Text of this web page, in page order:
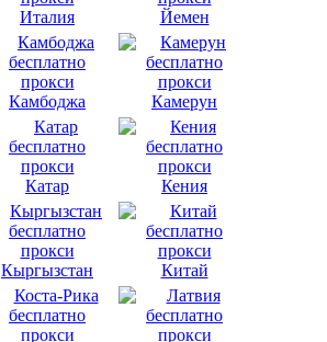
Италия Йемен
Камбоджа Камерун
Катар Кения
Кыргызстан Китай